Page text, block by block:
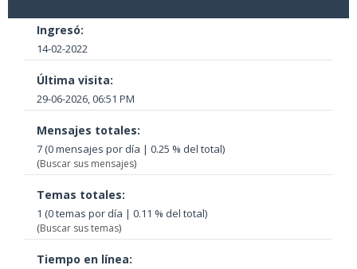
Ingresó:
14-02-2022
Última visita:
29-06-2026, 06:51 PM
Mensajes totales:
7 (0 mensajes por día | 0.25 % del total)
(Buscar sus mensajes)
Temas totales:
1 (0 temas por día | 0.11 % del total)
(Buscar sus temas)
Tiempo en línea: